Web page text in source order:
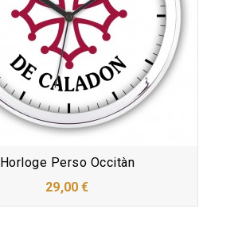
Horloge Perso Occitàn
29,00 €